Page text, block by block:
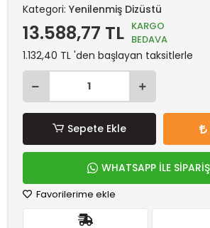
Kategori: Yenilenmiş Dizüstü
13.588,77 TL KARGO
BEDAVA
1.132,40 TL 'den başlayan taksitlerle
Sepete Ekle
WHATSAPP İLE
Favorilerime ekle